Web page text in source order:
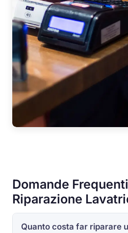
Domande
Riparazione
Quanto costa far riparare